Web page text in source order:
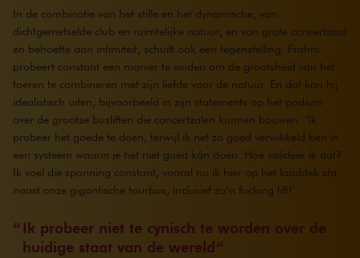
In de combinatie van het stille en het dynamische, van
dichtgemetselde club en ruimtelijke natuur, en van grote concertzaal
en behoefte aan intimiteit, schuilt ook een tegenstelling. Frahm
probeert constant een manier te vinden om de grootsheid van het
toeren te combineren met zijn liefde voor de natuur. En dat kan hij
idealistisch uiten, bijvoorbeeld in zijn statements op het podium
over de grootse busliften die concertzalen kunnen bouwen. ‘Ik
probeer het goede te doen, terwijl ik net zo goed verwikkeld ben in
een systeem waarin je het niet goed kán doen. Hoe valideer ik dat?
Ik voel die spanning constant, vooral nu ik hier op het laaddek sta
naast onze gigantische tourbus, inclusief zo’n fucking lift!’
Ik probeer niet te cynisch te worden over de
huidige staat van de wereld